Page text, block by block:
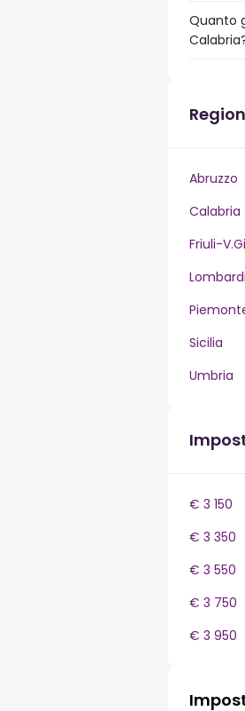
Quanto
Abruzzo
Calabria
Friuli-
Sicilia
Umbria
€ 3 150
€ 3 350
€ 3 550
€ 3 750
€ 3 950